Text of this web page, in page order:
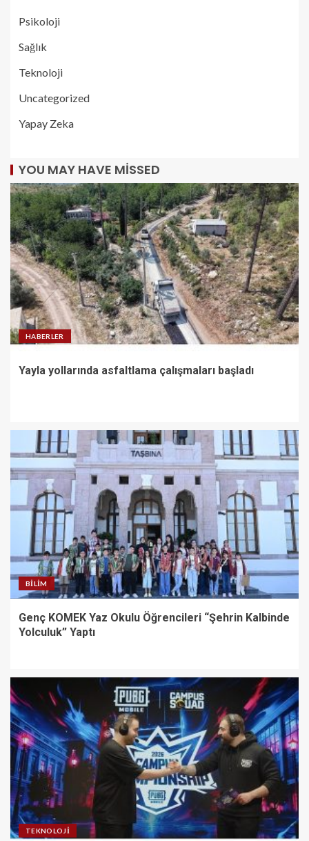
Psikoloji
Sağlık
Teknoloji
Uncategorized
Yapay Zeka
YOU MAY HAVE MISSED
HABERLER
Yayla yollarında asfaltlama çalışmaları başladı
BILIM
Genç KOMEK Yaz Okulu Öğrencileri “Şehrin Kalbinde
Yolculuk” Yaptı
TEKNOLOJI